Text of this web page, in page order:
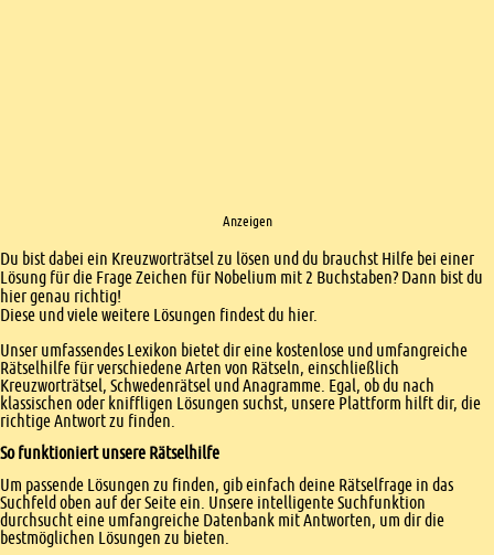
Anzeigen
Einleitung
Du bist dabei ein Kreuzworträtsel zu lösen und du brauchst Hilfe bei einer
Lösung für die Frage Zeichen für Nobelium mit 2 Buchstaben? Dann bist du
hier genau richtig!
Diese und viele weitere Lösungen findest du hier.
Unser umfassendes Lexikon bietet dir eine kostenlose und umfangreiche
Rätselhilfe für verschiedene Arten von Rätseln, einschließlich
Kreuzworträtsel, Schwedenrätsel und Anagramme. Egal, ob du nach
klassischen oder kniffligen Lösungen suchst, unsere Plattform hilft dir, die
richtige Antwort zu finden.
So funktioniert unsere Rätselhilfe
Um passende Lösungen zu finden, gib einfach deine Rätselfrage in das
Suchfeld oben auf der Seite ein. Unsere intelligente Suchfunktion
durchsucht eine umfangreiche Datenbank mit Antworten, um dir die
bestmöglichen Lösungen zu bieten.